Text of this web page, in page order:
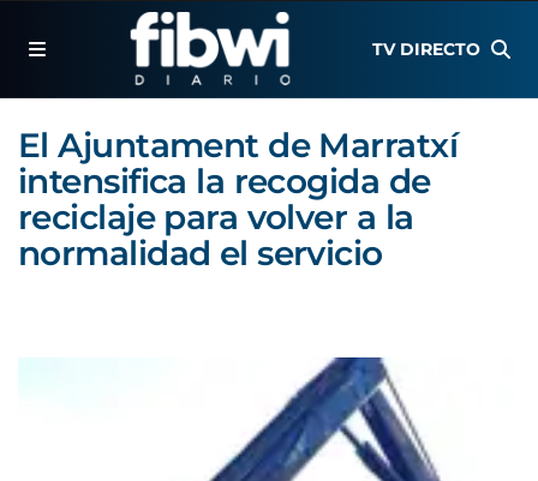
TV DIRECTO
El Ajuntament de Marratxí
intensifica la recogida de
reciclaje para volver a la
normalidad el servicio